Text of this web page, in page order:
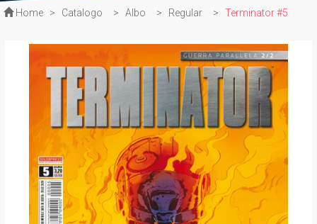
Home > Catalogo > Albo > Regular > Terminator #5